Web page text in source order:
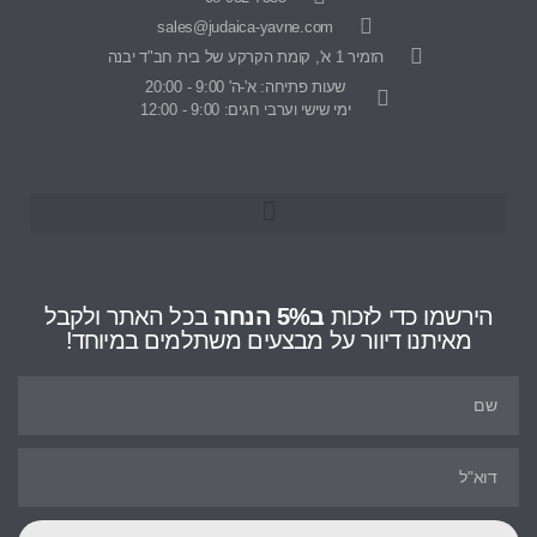
sales@judaica-yavne.com
הזמיר 1 א', קומת הקרקע של בית חב"ד יבנה
שעות פתיחה: א'-ה' 9:00 - 20:00
ימי שישי וערבי חגים: 9:00 - 12:00
הירשמו כדי לזכות ב5% הנחה
בכל האתר ולקבל
מאיתנו דיוור על מבצעים משתלמים במיוחד!